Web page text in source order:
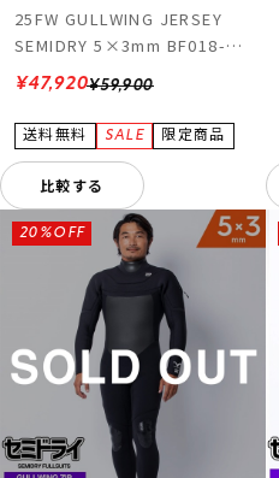
25FW GULLWING JERSEY
SEMIDRY 5×3mm BF018-
623
¥59,900
¥47,920
比較する
20%OFF